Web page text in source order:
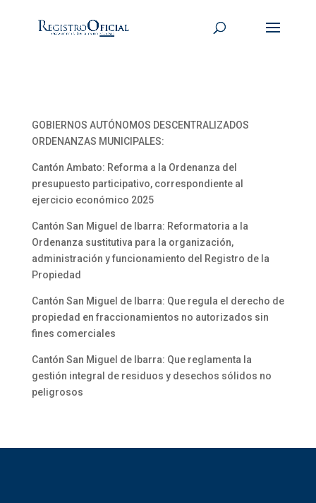
GOBIERNOS AUTÓNOMOS DESCENTRALIZADOS
ORDENANZAS MUNICIPALES:
Cantón Ambato: Reforma a la Ordenanza del
presupuesto participativo, correspondiente al
ejercicio económico 2025
Cantón San Miguel de Ibarra: Reformatoria a la
Ordenanza sustitutiva para la organización,
administración y funcionamiento del Registro de la
Propiedad
Cantón San Miguel de Ibarra: Que regula el derecho de
propiedad en fraccionamientos no autorizados sin
fines comerciales
Cantón San Miguel de Ibarra: Que reglamenta la
gestión integral de residuos y desechos sólidos no
peligrosos